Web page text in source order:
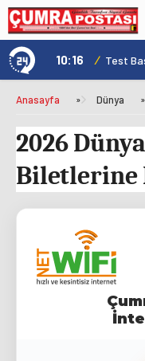
10:16 / Test
Anasayfa » Dünya »
2026
Biletlerine